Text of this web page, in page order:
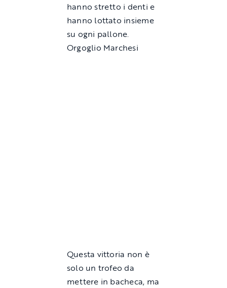
hanno stretto i denti e
hanno lottato insieme
su ogni pallone.
Orgoglio Marchesi
Questa vittoria non è
solo un trofeo da
mettere in bacheca, ma